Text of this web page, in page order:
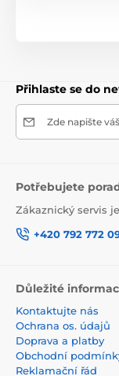
Přihlaste se do
Zde napište
Potřebujete
Zákaznický servis
+420 792 772
Důležité
Kontaktujte nás
Ochrana os. údajů
Doprava a platby
Obchodní
Reklamační řád